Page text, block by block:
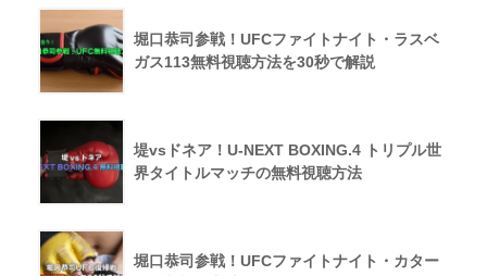
堀口恭司参戦！UFCファイトナイト・ラスベ
ガス113無料視聴方法を30秒で解説
堤vsドネア！U-NEXT BOXING.4 トリプル世
界タイトルマッチの無料視聴方法
堀口恭司参戦！UFCファイトナイト・カター